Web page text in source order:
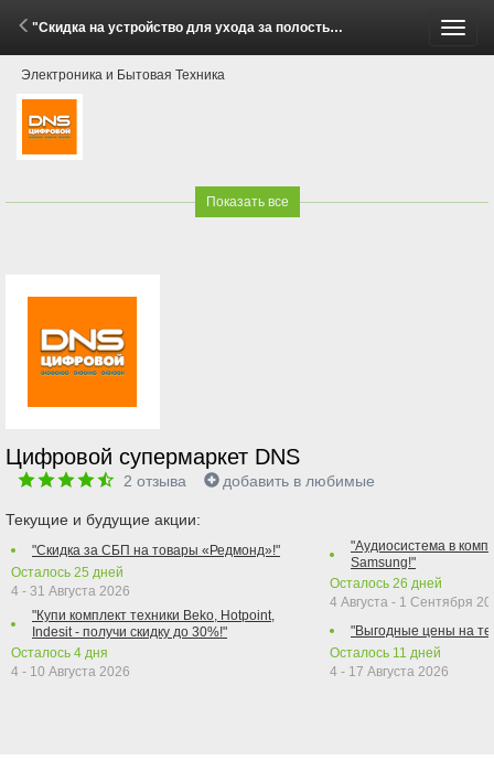
"Скидка на устройство для ухода за полостью рта Revyline при покупке в комплекте!" (26 Мая - 8 Июня 2026)
Электроника и Бытовая Техника
Показать все
Цифровой супермаркет DNS
2 отзыва добавить в любимые
Текущие и будущие акции:
"Скидка за СБП на товары «Редмонд»!"
Осталось 25 дней
4 - 31 Августа 2026
"Купи комплект техники Beko, Hotpoint,
Indesit - получи скидку до 30%!"
Осталось 4 дня
4 - 10 Августа 2026
"Аудиосистема в
Samsung!"
Осталось 26 дней
4 Августа - 1 Сентября
"Выгодные цены на
Осталось 11 дней
4 - 17 Августа 2026